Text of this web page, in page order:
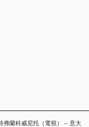
弗蘭科威尼托（電視） – 意大